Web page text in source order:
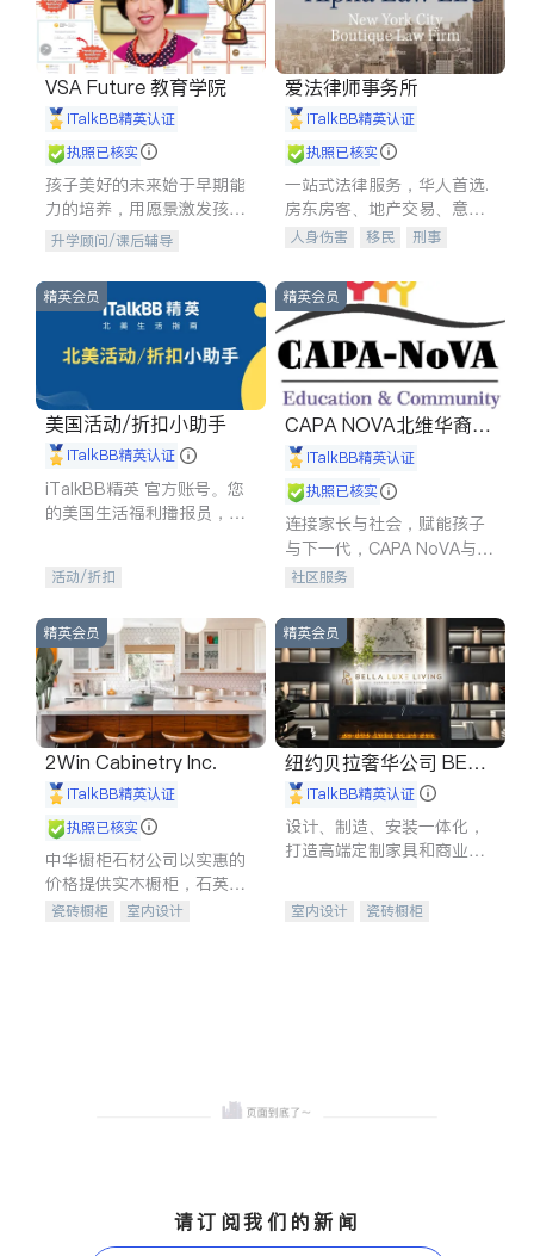
VSA Future 教育学院
iTalkBB精英认证
执照已核实
孩子美好的未来始于早期能
力的培养，用愿景激发孩子
的学习潜力和动力。理念：
拥有成长型心态是成功的基
石。
升学顾问/课后辅导
爱法律师事务所
iTalkBB精英认证
执照已核实
一站式法律服务，华人首选.
房东房客、地产交易、意外
伤害、车祸重伤、商业诉
建筑合同、刑事案件全包办
人身伤害 移民
刑事
信托/遗嘱
商业
索赔
律师-其它 保释
精英会员
美国活动/折扣小助手
iTalkBB精英认证
iTalkBB精英 官方账号。您
的美国生活福利播报员，精
专属福利。
活动/折扣
精英会员
CAPA NOVA北维华裔家
长会iTalkBB精英认证
执照已核实
连接家长与社会，赋能孩子
与下一代，CAPA NoVA与您
携手建设包容、公平、充满
社区服务
精英会员
2Win Cabinetry Inc.
iTalkBB精英认证
执照已核实
中华橱柜石材公司以实惠的
价格提供实木橱柜，石英石
台面，多种优质不锈钢水
瓷砖橱柜
室内设计
精英会员
纽约贝拉奢华公司 BELL
A LUXE
iTalkBB精英认证
设计、制造、安装一体化，
打造高端定制家具和商业空
室内设计
瓷砖橱柜
请订阅我们的新闻